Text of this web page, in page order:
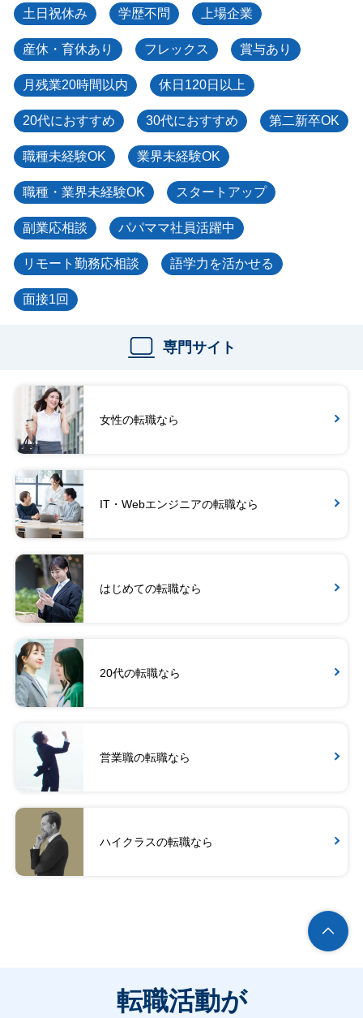
土日祝休み 学歴不問 上場企業
産休・育休あり フレックス 賞与あり
月残業20時間以内 休日120日以上
20代におすすめ 30代におすすめ 第二新卒OK
職種未経験OK 業界未経験OK
職種・業界未経験OK スタートアップ
副業応相談 パパママ社員活躍中
リモート勤務応相談 語学力を活かせる
面接1回
専門サイト
女性の転職なら
IT・Webエンジニアの転職なら
はじめての転職なら
20代の転職なら
営業職の転職なら
ハイクラスの転職なら
転職活動が